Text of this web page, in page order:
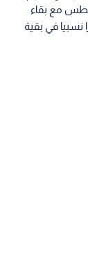
هذا التأثير حتى يوم السبت 1 أغسطس مع بقاء
نسبيا في بقية